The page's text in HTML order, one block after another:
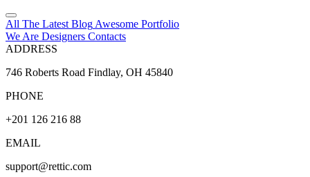
All The Latest Blog Awesome Portfolio
We Are Designers Contacts
ADDRESS
746 Roberts Road Findlay, OH 45840
PHONE
+201 126 216 88
EMAIL
support@rettic.com